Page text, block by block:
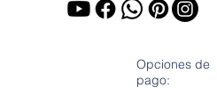
Opciones de
pago: